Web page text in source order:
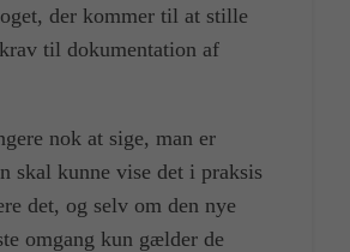
der kommer til at stille
til dokumentation af
nok at sige, man er
skal kunne vise det i praksis
det, og selv om den nye
omgang kun gælder de